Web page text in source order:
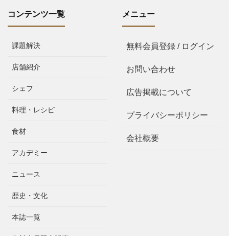
コンテンツ一覧
課題解決
店舗紹介
シェフ
料理・レシピ
食材
アカデミー
ニュース
歴史・文化
本誌一覧
メニュー
無料会員登録 / ログイン
お問い合わせ
広告掲載について
プライバシーポリシー
会社概要